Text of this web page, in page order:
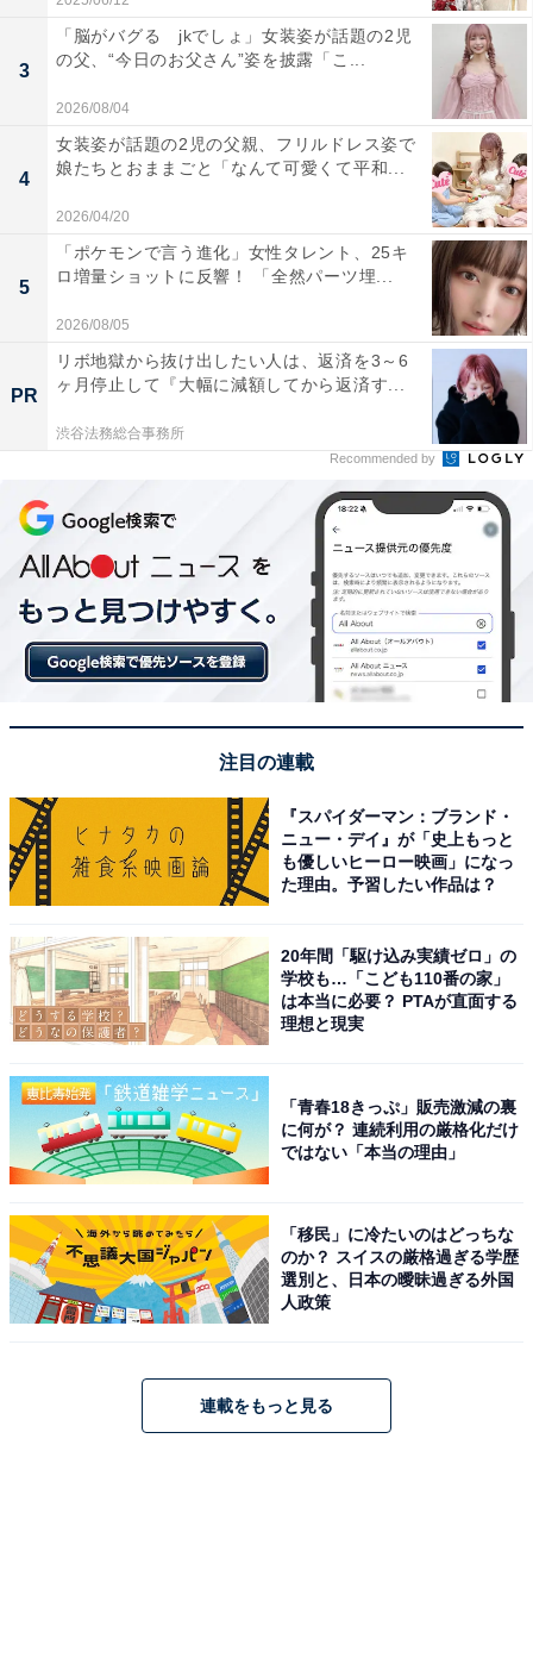
3
「脳がバグる jkでしょ」女装姿が話題の2児
の父、“今日のお父さん”姿を披露「こ...
2026/08/04
4
女装姿が話題の2児の父親、フリルドレス姿で
娘たちとおままごと「なんて可愛くて平和...
2026/04/20
5
「ポケモンで言う進化」女性タレント、25キ
ロ増量ショットに反響！ 「全然パーツ埋...
2026/08/05
PR
リボ地獄から抜け出したい人は、返済を3～6
ヶ月停止して『大幅に減額してから返済す...
渋谷法務総合事務所
Recommended by
注目の連載
『スパイダーマン：ブランド・
ニュー・デイ』が「史上もっと
も優しいヒーロー映画」になっ
た理由。予習したい作品は？
20年間「駆け込み実績ゼロ」の
学校も…「こども110番の家」
は本当に必要？ PTAが直面する
理想と現実
「青春18きっぷ」販売激減の裏
に何が？ 連続利用の厳格化だけ
ではない「本当の理由」
「移民」に冷たいのはどっちな
のか？ スイスの厳格過ぎる学歴
選別と、日本の曖昧過ぎる外国
人政策
連載をもっと見る